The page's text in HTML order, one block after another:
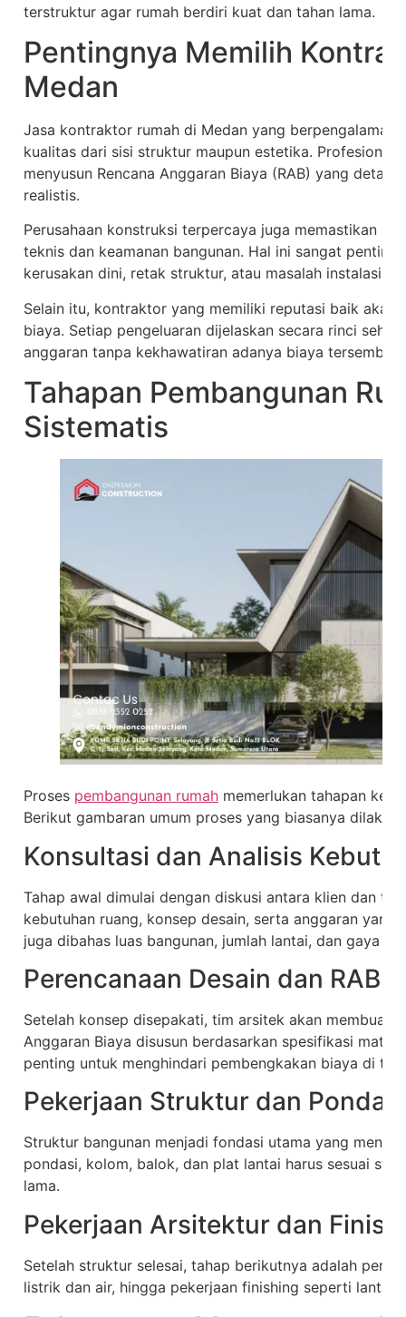
terstruktur agar rumah berdiri kuat dan tahan lama.
Pentingnya Memilih
Medan
Jasa kontraktor rumah di Medan yang berpengalaman
kualitas dari sisi struktur maupun estetika.
menyusun Rencana Anggaran Biaya (RAB) yang detail
realistis.
Perusahaan konstruksi terpercaya juga memastikan
teknis dan keamanan bangunan. Hal ini sangat
kerusakan dini, retak struktur, atau masalah instalasi
Selain itu, kontraktor yang memiliki reputasi baik akan
biaya. Setiap pengeluaran dijelaskan secara rinci
anggaran tanpa kekhawatiran adanya biaya
Tahapan Pembangunan
Sistematis
Proses pembangunan rumah memerlukan tahapan
Berikut gambaran umum proses yang biasanya
Konsultasi dan Analisis
Tahap awal dimulai dengan diskusi antara klien dan
kebutuhan ruang, konsep desain, serta anggaran yang
juga dibahas luas bangunan, jumlah lantai, dan gaya
Perencanaan Desain dan RAB
Setelah konsep disepakati, tim arsitek akan membuat
Anggaran Biaya disusun berdasarkan spesifikasi
penting untuk menghindari pembengkakan biaya di
Pekerjaan Struktur dan Pondasi
Struktur bangunan menjadi fondasi utama yang
pondasi, kolom, balok, dan plat lantai harus sesuai
lama.
Pekerjaan Arsitektur dan
Setelah struktur selesai, tahap berikutnya adalah
listrik dan air, hingga pekerjaan finishing seperti lantai,